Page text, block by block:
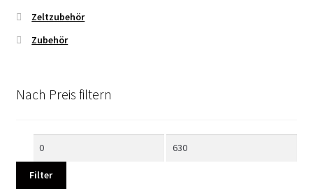
Zeltzubehör
Zubehör
Nach Preis filtern
Min.
Max.
Filter